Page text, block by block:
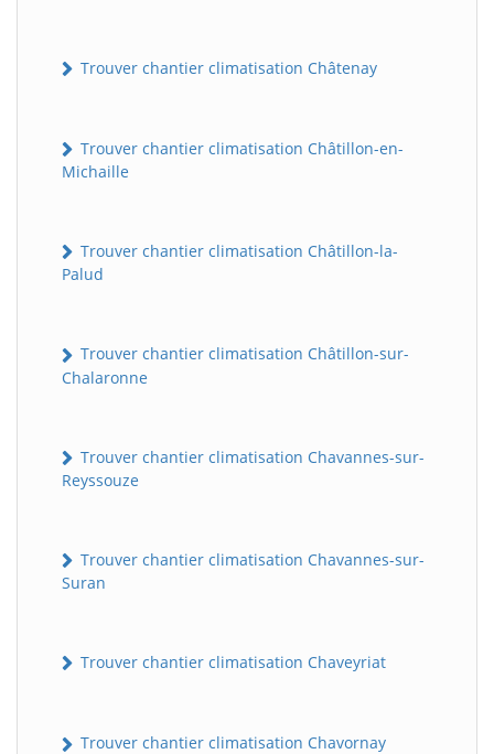
Trouver chantier climatisation Châtenay
Trouver chantier climatisation Châtillon-en-
Michaille
Trouver chantier climatisation Châtillon-la-
Palud
Trouver chantier climatisation Châtillon-sur-
Chalaronne
Trouver chantier climatisation Chavannes-sur-
Reyssouze
Trouver chantier climatisation Chavannes-sur-
Suran
Trouver chantier climatisation Chaveyriat
Trouver chantier climatisation Chavornay